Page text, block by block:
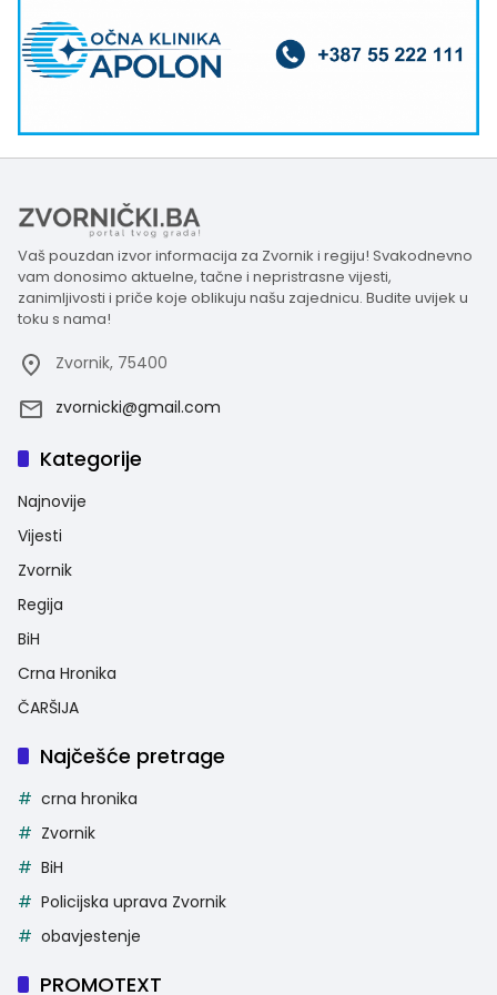
Vaš pouzdan izvor informacija za Zvornik i regiju! Svakodnevno
vam donosimo aktuelne, tačne i nepristrasne vijesti,
zanimljivosti i priče koje oblikuju našu zajednicu. Budite uvijek u
toku s nama!
Zvornik, 75400
zvornicki@gmail.com
Kategorije
Najnovije
Vijesti
Zvornik
Regija
BiH
Crna Hronika
ČARŠIJA
Najčešće pretrage
crna hronika
Zvornik
BiH
Policijska uprava Zvornik
obavjestenje
PROMOTEXT